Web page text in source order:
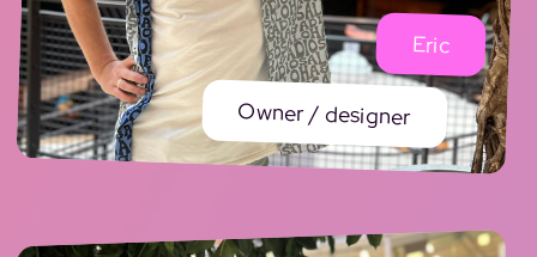
Eric
Owner / designer